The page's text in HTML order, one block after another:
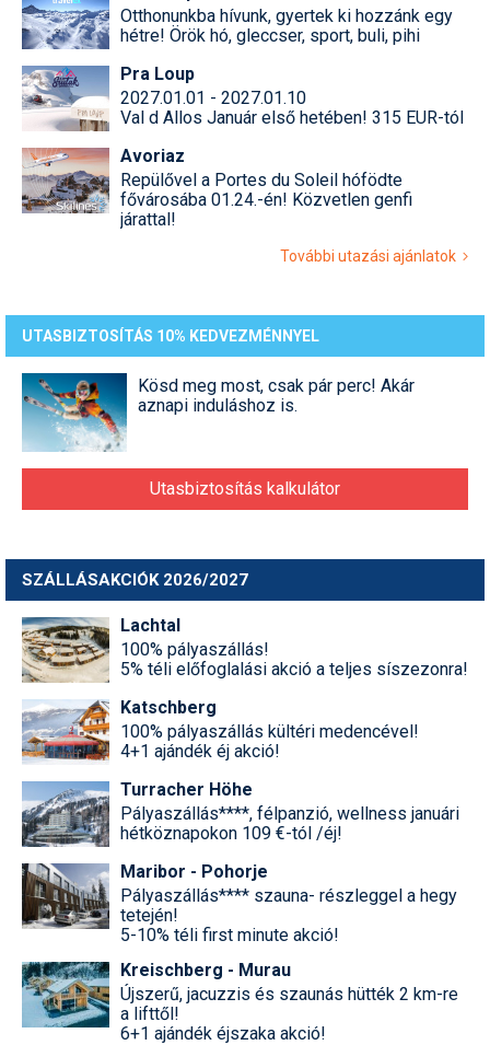
Otthonunkba hívunk, gyertek ki hozzánk egy
hétre! Örök hó, gleccser, sport, buli, pihi
Pra Loup
2027.01.01 - 2027.01.10
Val d Allos Január első hetében! 315 EUR-tól
Avoriaz
Repülővel a Portes du Soleil hófödte
fővárosába 01.24.-én! Közvetlen genfi
járattal!
További utazási ajánlatok
UTASBIZTOSÍTÁS 10% KEDVEZMÉNNYEL
Kösd meg most, csak pár perc! Akár
aznapi induláshoz is.
Utasbiztosítás kalkulátor
SZÁLLÁSAKCIÓK 2026/2027
Lachtal
100% pályaszállás!
5% téli előfoglalási akció a teljes síszezonra!
Katschberg
100% pályaszállás kültéri medencével!
4+1 ajándék éj akció!
Turracher Höhe
Pályaszállás****, félpanzió, wellness januári
hétköznapokon 109 €-tól /éj!
Maribor - Pohorje
Pályaszállás**** szauna- részleggel a hegy
tetején!
5-10% téli first minute akció!
Kreischberg - Murau
Újszerű, jacuzzis és szaunás hütték 2 km-re
a lifttől!
6+1 ajándék éjszaka akció!